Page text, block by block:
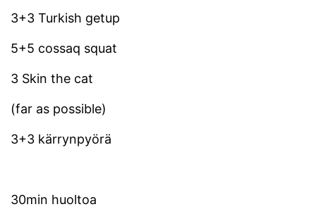
3+3 Turkish getup
5+5 cossaq squat
3 Skin the cat
(far as possible)
3+3 kärrynpyörä
30min huoltoa